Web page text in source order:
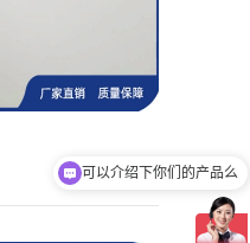
可以介绍下你们的产品么